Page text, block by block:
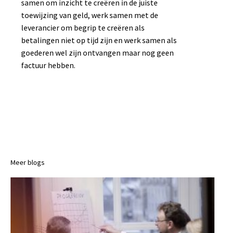
samen om inzicht te creëren in de juiste
toewijzing van geld, werk samen met de
leverancier om begrip te creëren als
betalingen niet op tijd zijn en werk samen als
goederen wel zijn ontvangen maar nog geen
factuur hebben.
Meer blogs